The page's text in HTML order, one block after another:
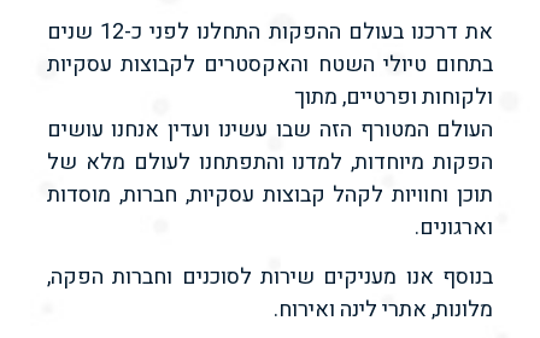
את דרכנו בעולם ההפקות התחלנו לפני כ-12 שנים
בתחום טיולי השטח והאקסטרים לקבוצות עסקיות
ולקוחות ופרטיים, מתוך
העולם המטורף הזה שבו עשינו ועדין אנחנו עושים
הפקות מיוחדות, למדנו והתפתחנו לעולם מלא של
תוכן וחוויות לקהל קבוצות עסקיות, חברות, מוסדות
וארגונים.
בנוסף אנו מעניקים שירות לסוכנים וחברות הפקה,
מלונות, אתרי לינה ואירוח.